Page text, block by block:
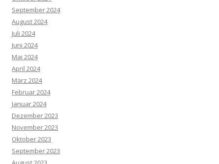
September 2024
August 2024
Juli 2024
Juni 2024
Mai 2024
April 2024
März 2024
Februar 2024
Januar 2024
Dezember 2023
November 2023
Oktober 2023
September 2023